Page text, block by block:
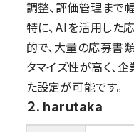
調整、評価管理まで
特に、AIを活用した
的で、大量の応募書
タマイズ性が高く、
た設定が可能です。
２. harutaka